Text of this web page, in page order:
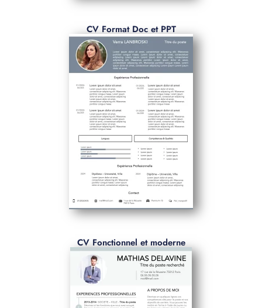
CV Format Doc et PPT
CV Fonctionnel et moderne